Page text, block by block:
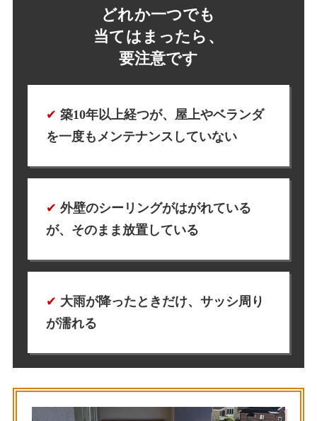
どれか一つでも
当てはまったら、
要注意です
✔︎ 築10年以上経つが、屋上やベランダ
を一度もメンテナンスしていない
✔︎ 外壁のシーリングがはがれている
が、そのまま放置している
✔︎ 大雨が降ったときだけ、サッシ周り
が濡れる